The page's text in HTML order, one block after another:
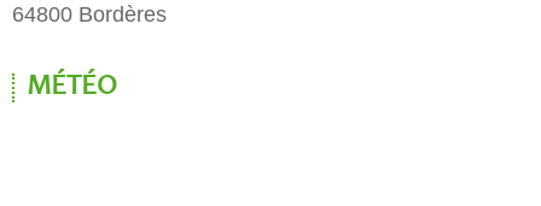
64800 Bordères
MÉTÉO